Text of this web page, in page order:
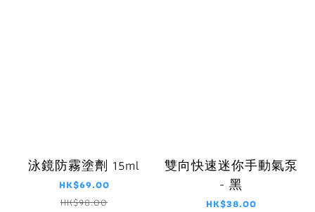
泳鏡防霧塗劑 15ml
HK$69.00
HK$98.00
雙向快速迷你手動氣泵
- 黑
HK$38.00